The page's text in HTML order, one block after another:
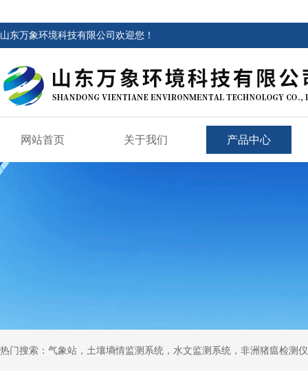
山东万象环境科技有限公司欢迎您！
网站首页 关于我们 产品中心
热门搜索：气象站，土壤墒情监测系统，水文监测系统，非洲猪瘟检测